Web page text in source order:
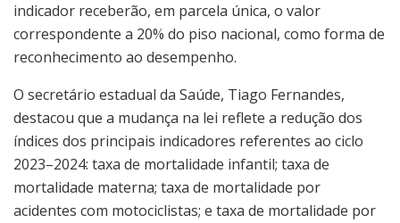
indicador receberão, em parcela única, o valor
correspondente a 20% do piso nacional, como forma de
reconhecimento ao desempenho.
O secretário estadual da Saúde, Tiago Fernandes,
destacou que a mudança na lei reflete a redução dos
índices dos principais indicadores referentes ao ciclo
2023–2024: taxa de mortalidade infantil; taxa de
mortalidade materna; taxa de mortalidade por
acidentes com motociclistas; e taxa de mortalidade por